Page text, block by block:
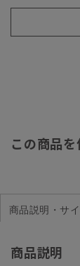
この商品
商品説明・サ
商品説明